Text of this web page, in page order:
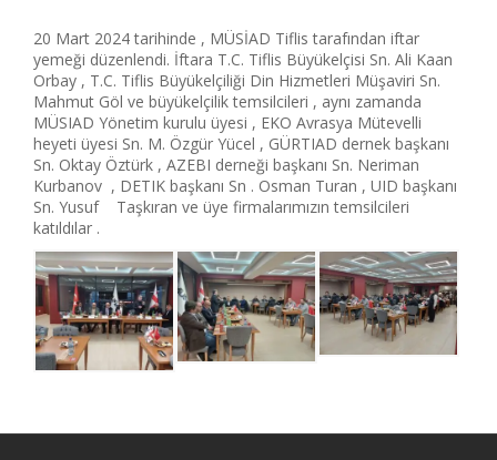
20 Mart 2024 tarihinde , MÜSİAD Tiflis tarafından iftar
yemeği düzenlendi. İftara T.C. Tiflis Büyükelçisi Sn. Ali Kaan
Orbay , T.C. Tiflis Büyükelçiliği Din Hizmetleri Müşaviri Sn.
Mahmut Göl ve büyükelçilik temsilcileri , aynı zamanda
MÜSIAD Yönetim kurulu üyesi , EKO Avrasya Mütevelli
heyeti üyesi Sn. M. Özgür Yücel , GÜRTIAD dernek başkanı
Sn. Oktay Öztürk , AZEBI derneği başkanı Sn. Neriman
Kurbanov , DETIK başkanı Sn . Osman Turan , UID başkanı
Sn. Yusuf Taşkıran ve üye firmalarımızın temsilcileri
katıldılar .